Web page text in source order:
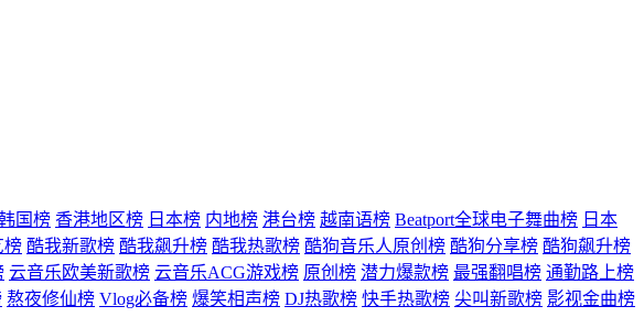
国榜 香港地区榜 日本榜 内地榜 港台榜 越南语榜 Beatport全球电子舞曲榜 日本
榜 酷我新歌榜 酷我飙升榜 酷我热歌榜 酷狗音乐人原创榜 酷狗分享榜 酷狗飙升榜
云音乐欧美新歌榜 云音乐ACG游戏榜 原创榜 潜力爆款榜 最强翻唱榜 通勤路上榜
熬夜修仙榜 Vlog必备榜 爆笑相声榜 DJ热歌榜 快手热歌榜 尖叫新歌榜 影视金曲榜